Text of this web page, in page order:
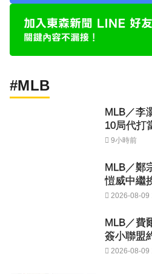
#MLB
MLB／李
10局代打
9小時前
MLB／鄭
愷威中繼
2026-08-09
MLB／費
簽小聯盟
2026-08-09